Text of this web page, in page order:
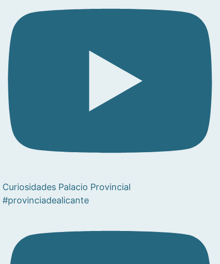
Curiosidades Palacio Provincial
#provinciadealicante